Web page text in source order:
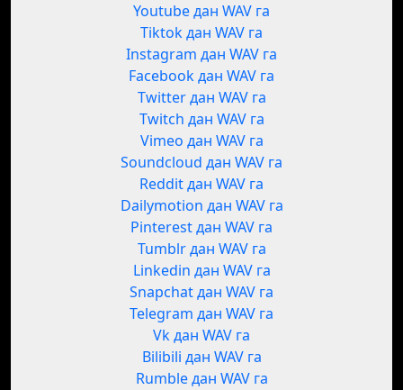
Youtube дан WAV га
Tiktok дан WAV га
Instagram дан WAV га
Facebook дан WAV га
Twitter дан WAV га
Twitch дан WAV га
Vimeo дан WAV га
Soundcloud дан WAV га
Reddit дан WAV га
Dailymotion дан WAV га
Pinterest дан WAV га
Tumblr дан WAV га
Linkedin дан WAV га
Snapchat дан WAV га
Telegram дан WAV га
Vk дан WAV га
Bilibili дан WAV га
Rumble дан WAV га